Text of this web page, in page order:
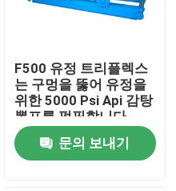
F500 유정 트리플렉스
는 구멍을 뚫어 유정을
위한 5000 Psi Api 감탕
뽐프를 펌핑합니다
문의 보내기